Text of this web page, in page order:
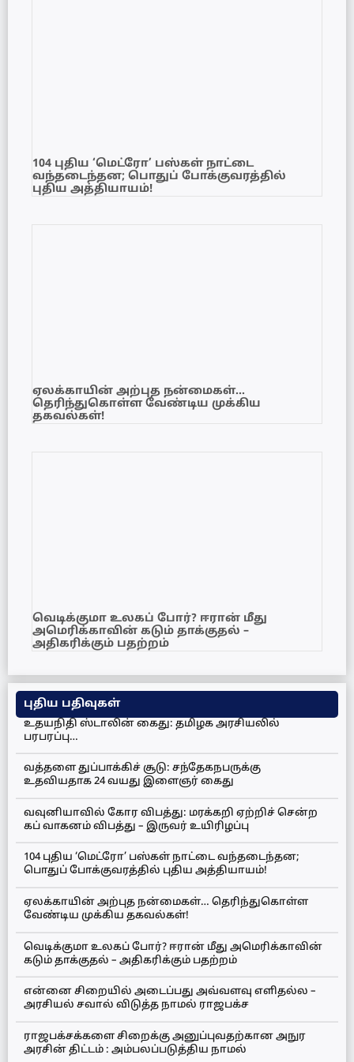
104 புதிய ‘மெட்ரோ’ பஸ்கள் நாட்டை
வந்தடைந்தன; பொதுப் போக்குவரத்தில்
புதிய அத்தியாயம்!
ஏலக்காயின் அற்புத நன்மைகள்…
தெரிந்துகொள்ள வேண்டிய முக்கிய
தகவல்கள்!
வெடிக்குமா உலகப் போர்? ஈரான் மீது
அமெரிக்காவின் கடும் தாக்குதல் –
அதிகரிக்கும் பதற்றம்
புதிய பதிவுகள்
உதயநிதி ஸ்டாலின் கைது: தமிழக அரசியலில்
பரபரப்பு…
வத்தளை துப்பாக்கிச் சூடு: சந்தேகநபருக்கு
உதவியதாக 24 வயது இளைஞர் கைது
வவுனியாவில் கோர விபத்து: மரக்கறி ஏற்றிச் சென்ற
கப் வாகனம் விபத்து – இருவர் உயிரிழப்பு
104 புதிய ‘மெட்ரோ’ பஸ்கள் நாட்டை வந்தடைந்தன;
பொதுப் போக்குவரத்தில் புதிய அத்தியாயம்!
ஏலக்காயின் அற்புத நன்மைகள்… தெரிந்துகொள்ள
வேண்டிய முக்கிய தகவல்கள்!
வெடிக்குமா உலகப் போர்? ஈரான் மீது அமெரிக்காவின்
கடும் தாக்குதல் – அதிகரிக்கும் பதற்றம்
என்னை சிறையில் அடைப்பது அவ்வளவு எளிதல்ல –
அரசியல் சவால் விடுத்த நாமல் ராஜபக்ச
ராஜபக்சக்களை சிறைக்கு அனுப்புவதற்கான அநுர
அரசின் திட்டம் : அம்பலப்படுத்திய நாமல்